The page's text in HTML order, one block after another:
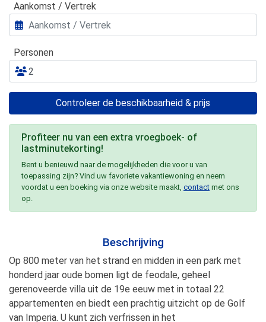
Aankomst / Vertrek
Personen
Controleer de beschikbaarheid & prijs
Profiteer nu van een extra vroegboek- of
lastminutekorting!
Bent u benieuwd naar de mogelijkheden die voor u van
toepassing zijn? Vind uw favoriete vakantiewoning en neem
voordat u een boeking via onze website maakt, contact met ons
op.
Beschrijving
Op 800 meter van het strand en midden in een park met
honderd jaar oude bomen ligt de feodale, geheel
gerenoveerde villa uit de 19e eeuw met in totaal 22
appartementen en biedt een prachtig uitzicht op de Golf
van Imperia. U kunt zich verfrissen in het